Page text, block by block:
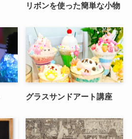
リボンを使った簡単な小物
グラスサンドアート講座